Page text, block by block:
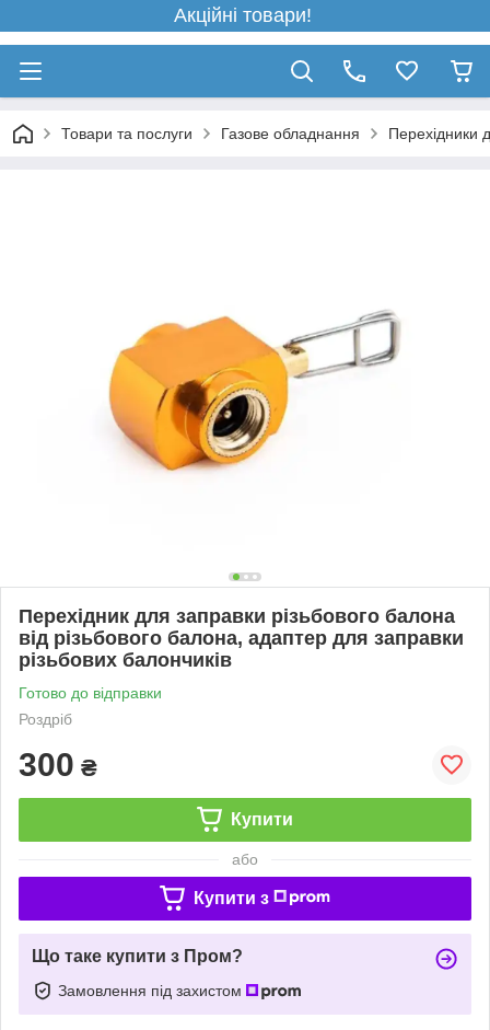
Акційні товари!
Товари та послуги Газове обладнання Перехідники
Перехідник для заправки різьбового балона
від різьбового балона, адаптер для заправки
різьбових балончиків
Готово до відправки
Роздріб
300 ₴
Купити
або
Купити з
Що таке купити з Пром?
Замовлення під захистом